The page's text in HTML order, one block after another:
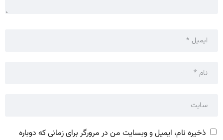
ذخیره نام، ایمیل و وبسایت من در مرورگر برای زمانی که دوباره